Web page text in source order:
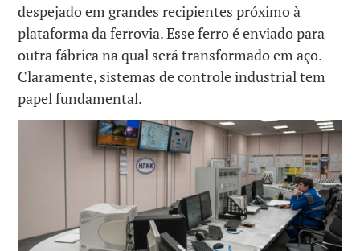
despejado em grandes recipientes próximo à
plataforma da ferrovia. Esse ferro é enviado para
outra fábrica na qual será transformado em aço.
Claramente, sistemas de controle industrial tem
papel fundamental.